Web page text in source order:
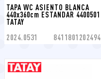
TAPA WC ASIENTO BLANCA
440x360cm ESTANDAR 4400501
TATAY
2024.0531 8411801202494